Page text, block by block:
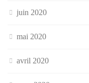
juin 2020
mai 2020
avril 2020